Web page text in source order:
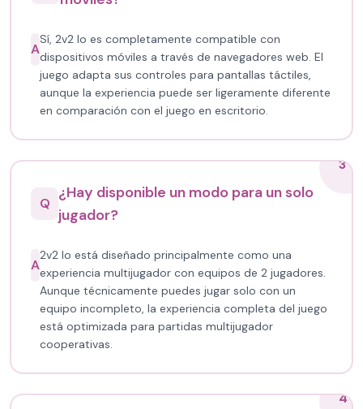
A
Sí, 2v2 Io es completamente compatible con
dispositivos móviles a través de navegadores web. El
juego adapta sus controles para pantallas táctiles,
aunque la experiencia puede ser ligeramente diferente
en comparación con el juego en escritorio.
3
Q
¿Hay disponible un modo para un solo
jugador?
A
2v2 Io está diseñado principalmente como una
experiencia multijugador con equipos de 2 jugadores.
Aunque técnicamente puedes jugar solo con un
equipo incompleto, la experiencia completa del juego
está optimizada para partidas multijugador
cooperativas.
4